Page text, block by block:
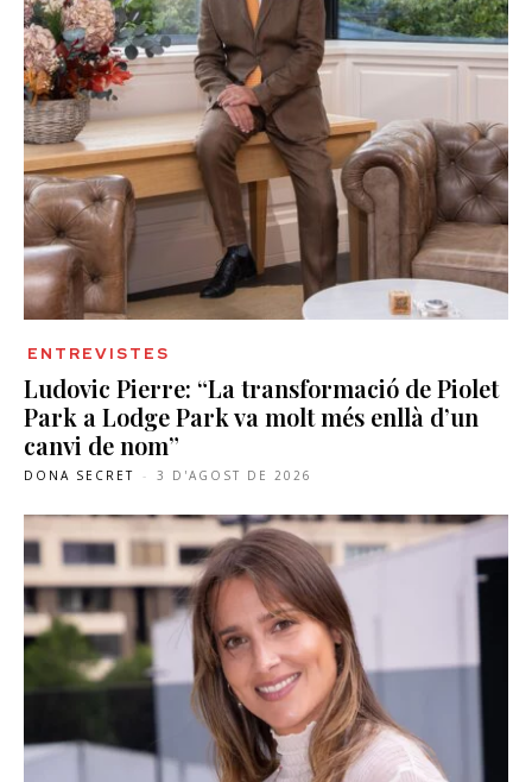
ENTREVISTES
Ludovic Pierre: “La transformació de Piolet
Park a Lodge Park va molt més enllà d’un
canvi de nom”
DONA SECRET - 3 D'AGOST DE 2026